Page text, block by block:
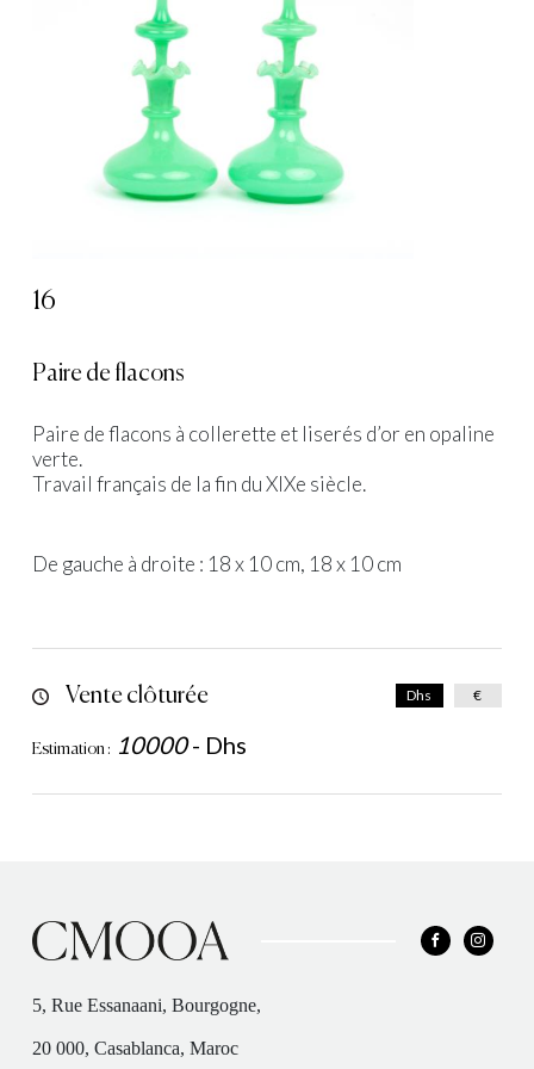
16
Paire de flacons
Paire de flacons à collerette et liserés d’or en opaline
verte.
Travail français de la fin du XIXe siècle.
De gauche à droite : 18 x 10 cm, 18 x 10 cm
Vente clôturée
Estimation : 10000- Dhs
Dhs €
5, Rue Essanaani, Bourgogne,
20 000, Casablanca, Maroc